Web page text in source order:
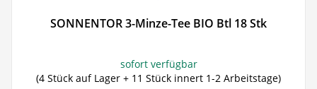
SONNENTOR 3-Minze-Tee BIO Btl 18 Stk
sofort verfügbar
(4 Stück auf Lager + 11 Stück innert 1-2 Arbeitstage)